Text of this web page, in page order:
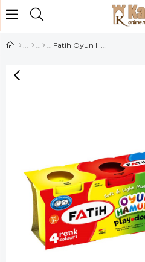
Fatih Oyun Hamuru 4 Renk